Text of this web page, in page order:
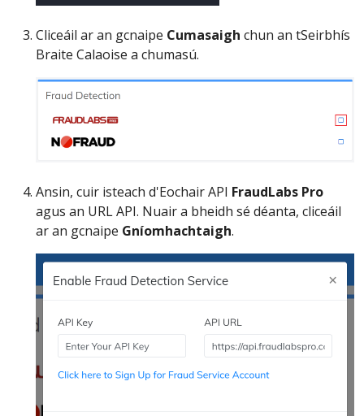
Cliceáil ar an gcnaipe Cumasaigh chun an tSeirbhís
Braite Calaoise a chumasú.
Ansin, cuir isteach d'Eochair API FraudLabs Pro
agus an URL API. Nuair a bheidh sé déanta, cliceáil
ar an gcnaipe Gníomhachtaigh.